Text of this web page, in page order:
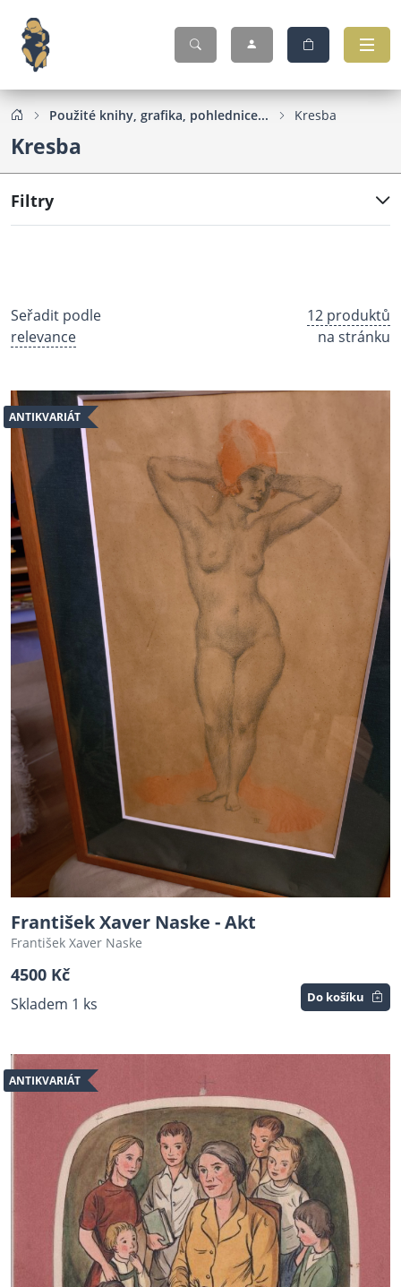
Použité knihy, grafika, pohlednice... Kresba
Kresba
Filtry
Seřadit podle
relevance
12 produktů
na stránku
ANTIKVARIÁT
František Xaver Naske - Akt
František Xaver Naske
4500 Kč
Skladem 1 ks Do košíku
ANTIKVARIÁT